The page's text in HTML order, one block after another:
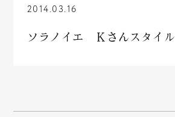
2014.03.16
ソラノイエ Ｋさんスタイル